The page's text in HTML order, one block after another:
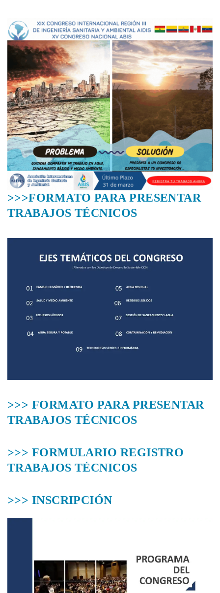
>>>FORMATO PARA PRESENTAR
TRABAJOS TÉCNICOS
>>> FORMATO PARA PRESENTAR
TRABAJOS TÉCNICOS
>>> FORMULARIO REGISTRO
TRABAJOS TÉCNICOS
>>> INSCRIPCIÓN